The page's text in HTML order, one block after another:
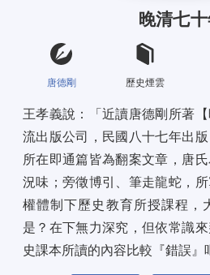
晚清七
唐德剛 歷史煙雲
王孝義說：「近讀唐德剛所著
流出版公司，民國八十七年出
所在即通篇皆為翻案文章，唐
況味；旁徵博引、筆走龍蛇，
權體制下歷史教育所授課程，
是？在下無力深究，但依常識
史課本所讀的內容比較『錯誤』